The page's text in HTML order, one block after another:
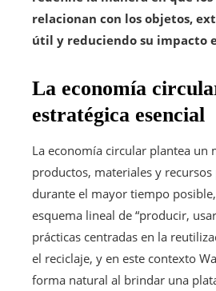
relacionan con los objetos,
útil y reduciendo su impacto
La economía
estratégica esencial
La economía circular plantea un
productos, materiales y
durante el mayor tiempo
esquema lineal de “producir,
prácticas centradas en la
el reciclaje, y en este contexto
forma natural al brindar una